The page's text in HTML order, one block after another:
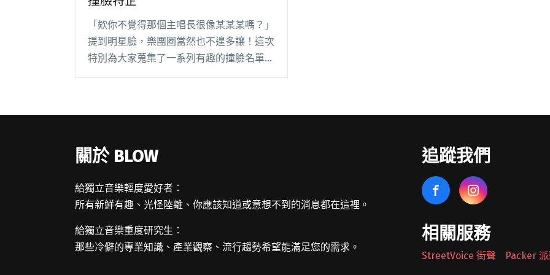
「欸你不覺得那個主唱長很像某某某嗎？」
提到明星臉，樂團圈當然也不遑多讓！這次
特別為大家蒐集了一系列有趣的撞臉名單，
所有你想得到、想不到的人都可能出現，現
關於 BLOW
給獨立音樂輕度愛好者：
所有新鮮有趣、光怪陸離、你應該知道或意想不到的消息都在這裡。
給獨立音樂重度研究生：
那些冷僻的專業知識、產業觀察、流行趨勢希望能滿足您的需求。
追蹤我們
相關服務
StreetVoice 街聲 Packer